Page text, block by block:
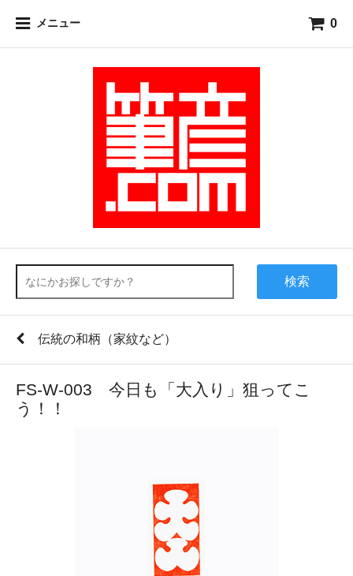
メニュー 0
検索
伝統の和柄（家紋など）
FS-W-003 今日も「大入り」狙ってこ
う！！